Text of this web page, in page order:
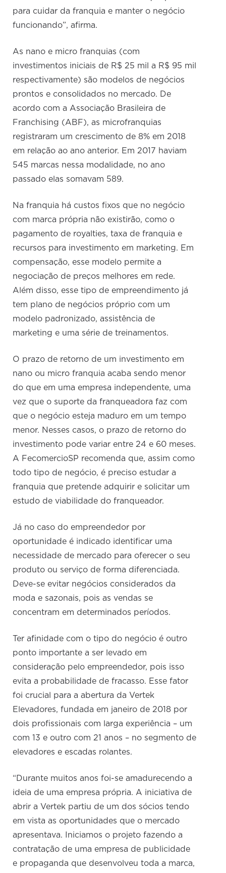
para cuidar da franquia e manter o negócio
funcionando”, afirma.
As nano e micro franquias (com
investimentos iniciais de R$ 25 mil a R$ 95 mil
respectivamente) são modelos de negócios
prontos e consolidados no mercado. De
acordo com a Associação Brasileira de
Franchising (ABF), as microfranquias
registraram um crescimento de 8% em 2018
em relação ao ano anterior. Em 2017 haviam
545 marcas nessa modalidade, no ano
passado elas somavam 589.
Na franquia há custos fixos que no negócio
com marca própria não existirão, como o
pagamento de royalties, taxa de franquia e
recursos para investimento em marketing. Em
compensação, esse modelo permite a
negociação de preços melhores em rede.
Além disso, esse tipo de empreendimento já
tem plano de negócios próprio com um
modelo padronizado, assistência de
marketing e uma série de treinamentos.
O prazo de retorno de um investimento em
nano ou micro franquia acaba sendo menor
do que em uma empresa independente, uma
vez que o suporte da franqueadora faz com
que o negócio esteja maduro em um tempo
menor. Nesses casos, o prazo de retorno do
investimento pode variar entre 24 e 60 meses.
A FecomercioSP recomenda que, assim como
todo tipo de negócio, é preciso estudar a
franquia que pretende adquirir e solicitar um
estudo de viabilidade do franqueador.
Já no caso do empreendedor por
oportunidade é indicado identificar uma
necessidade de mercado para oferecer o seu
produto ou serviço de forma diferenciada.
Deve-se evitar negócios considerados da
moda e sazonais, pois as vendas se
concentram em determinados períodos.
Ter afinidade com o tipo do negócio é outro
ponto importante a ser levado em
consideração pelo empreendedor, pois isso
evita a probabilidade de fracasso. Esse fator
foi crucial para a abertura da Vertek
Elevadores, fundada em janeiro de 2018 por
dois profissionais com larga experiência – um
com 13 e outro com 21 anos – no segmento de
elevadores e escadas rolantes.
“Durante muitos anos foi-se amadurecendo a
ideia de uma empresa própria. A iniciativa de
abrir a Vertek partiu de um dos sócios tendo
em vista as oportunidades que o mercado
apresentava. Iniciamos o projeto fazendo a
contratação de uma empresa de publicidade
e propaganda que desenvolveu toda a marca,